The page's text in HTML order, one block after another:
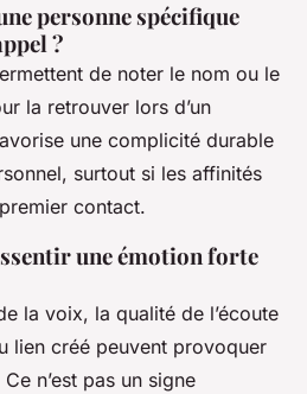
personne spécifique
?
de noter le nom ou le
la retrouver lors d’un
une complicité durable
surtout si les affinités
contact.
une émotion forte
la voix, la qualité de l’écoute
lien créé peuvent provoquer
n’est pas un signe